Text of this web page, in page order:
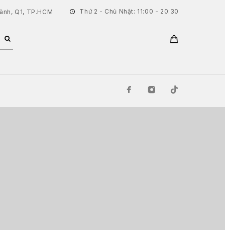
Q1, TP.HCM Thứ 2 - Chủ Nhật: 11:00 - 20:30